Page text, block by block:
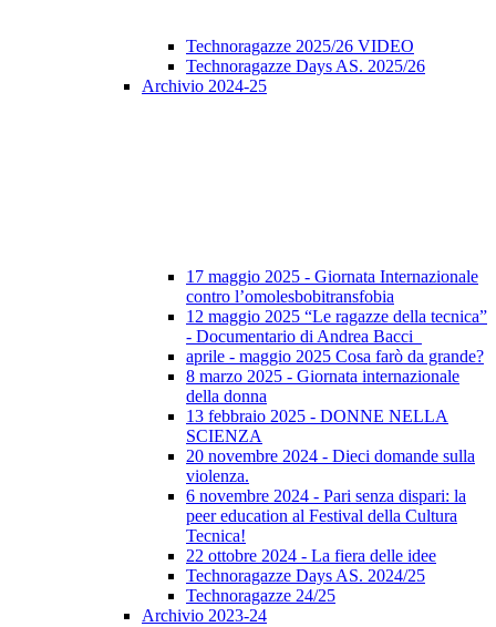
Technoragazze 2025/26 VIDEO
Technoragazze Days AS. 2025/26
Archivio 2024-25
17 maggio 2025 - Giornata Internazionale
contro l’omolesbobitransfobia
12 maggio 2025 “Le ragazze della tecnica”
- Documentario di Andrea Bacci
aprile - maggio 2025 Cosa farò da grande?
8 marzo 2025 - Giornata internazionale
della donna
13 febbraio 2025 - DONNE NELLA
SCIENZA
20 novembre 2024 - Dieci domande sulla
violenza.
6 novembre 2024 - Pari senza dispari: la
peer education al Festival della Cultura
Tecnica!
22 ottobre 2024 - La fiera delle idee
Technoragazze Days AS. 2024/25
Technoragazze 24/25
Archivio 2023-24